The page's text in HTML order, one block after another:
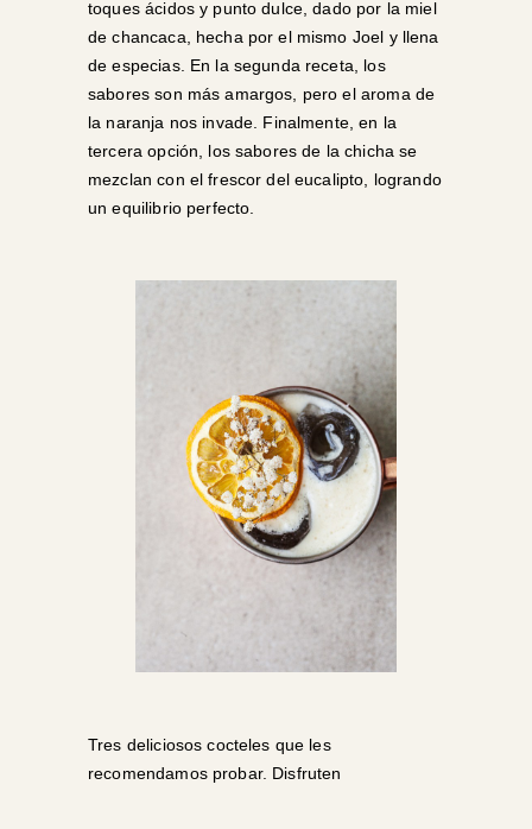
toques ácidos y punto dulce, dado por la miel
de chancaca, hecha por el mismo Joel y llena
de especias. En la segunda receta, los
sabores son más amargos, pero el aroma de
la naranja nos invade. Finalmente, en la
tercera opción, los sabores de la chicha se
mezclan con el frescor del eucalipto, logrando
un equilibrio perfecto.
Tres deliciosos cocteles que les
recomendamos probar. Disfruten